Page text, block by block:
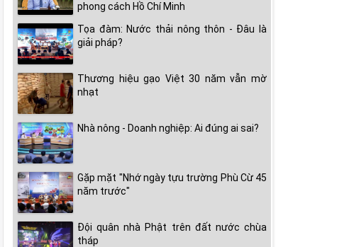
phong cách Hồ Chí Minh
Tọa đàm: Nước thải nông thôn - Đâu là
giải pháp?
Thương hiệu gạo Việt 30 năm vẫn mờ
nhạt
Nhà nông - Doanh nghiệp: Ai đúng ai sai?
Gặp mặt "Nhớ ngày tựu trường Phù Cừ 45
năm trước"
Đội quân nhà Phật trên đất nước chùa
tháp